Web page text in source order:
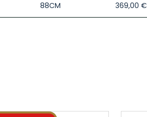
88CM 369,00 €